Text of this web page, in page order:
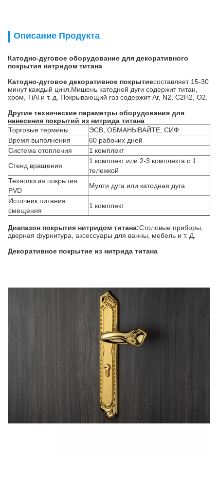
Описание Продукта
Катодно-дуговое оборудование для декоративного
покрытия нитридом титана
Катодно-дуговое декоративное покрытиесоставляет 15-30
минут каждый цикл.Мишень катодной дуги содержит титан,
хром, TiAl и т. д. Покрывающий газ содержит Ar, N2, C2H2, O2.
Другие технические параметры оборудования для
нанесения покрытий из нитрида титана
Торговые термины
ЭСВ, ОБМАНЫВАЙТЕ, СИФ
Время выполнения
60 рабочих дней
Система отопления
1 комплект
Стенд вращения
1 комплект или 2-3 комплекта с 1
тележкой
Технология покрытия
PVD
Мулти дуга или катодная дуга
Источник питания
смещения
1 комплект
Диапазон покрытия нитридом титана:Столовые приборы,
дверная фурнитура, аксессуары для ванны, мебель и т. Д.
Декоративное покрытие из нитрида титана